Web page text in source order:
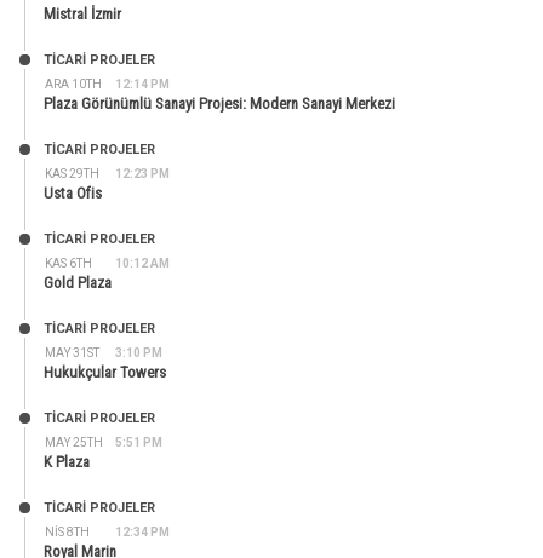
Mistral İzmir
ARA 10TH 12:14 PM
TİCARİ PROJELER
Plaza Görünümlü Sanayi Projesi: Modern Sanayi Merkezi
KAS 29TH 12:23 PM
TİCARİ PROJELER
Usta Ofis
KAS 6TH 10:12 AM
TİCARİ PROJELER
Gold Plaza
MAY 31ST 3:10 PM
TİCARİ PROJELER
Hukukçular Towers
MAY 25TH 5:51 PM
TİCARİ PROJELER
K Plaza
NIS 8TH 12:34 PM
TİCARİ PROJELER
Royal Marin